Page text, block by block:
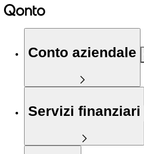
Conto aziendale
Servizi finanziari